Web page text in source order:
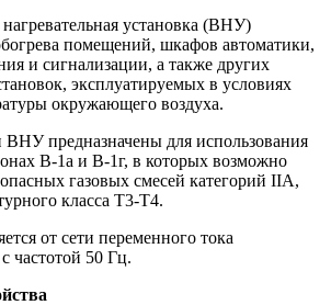
установка (ВНУ)
помещений, шкафов автоматики,
и сигнализации, а также других
эксплуатируемых в условиях
окружающего воздуха.
ВНУ предназначены для использования
В-1а и В-1г, в которых возможно
газовых смесей категорий IIА,
класса Т3-Т4.
от сети переменного тока
частотой 50 Гц.